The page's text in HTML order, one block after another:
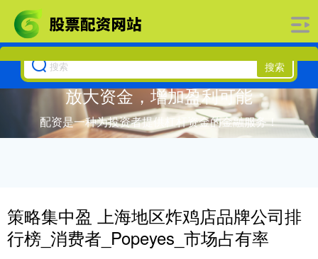
搜索
放大资金，增加盈利可能
配资是一种为投资者提供杠杆资金的金融服务！
策略集中盈 上海地区炸鸡店品牌公司排
行榜_消费者_Popeyes_市场占有率